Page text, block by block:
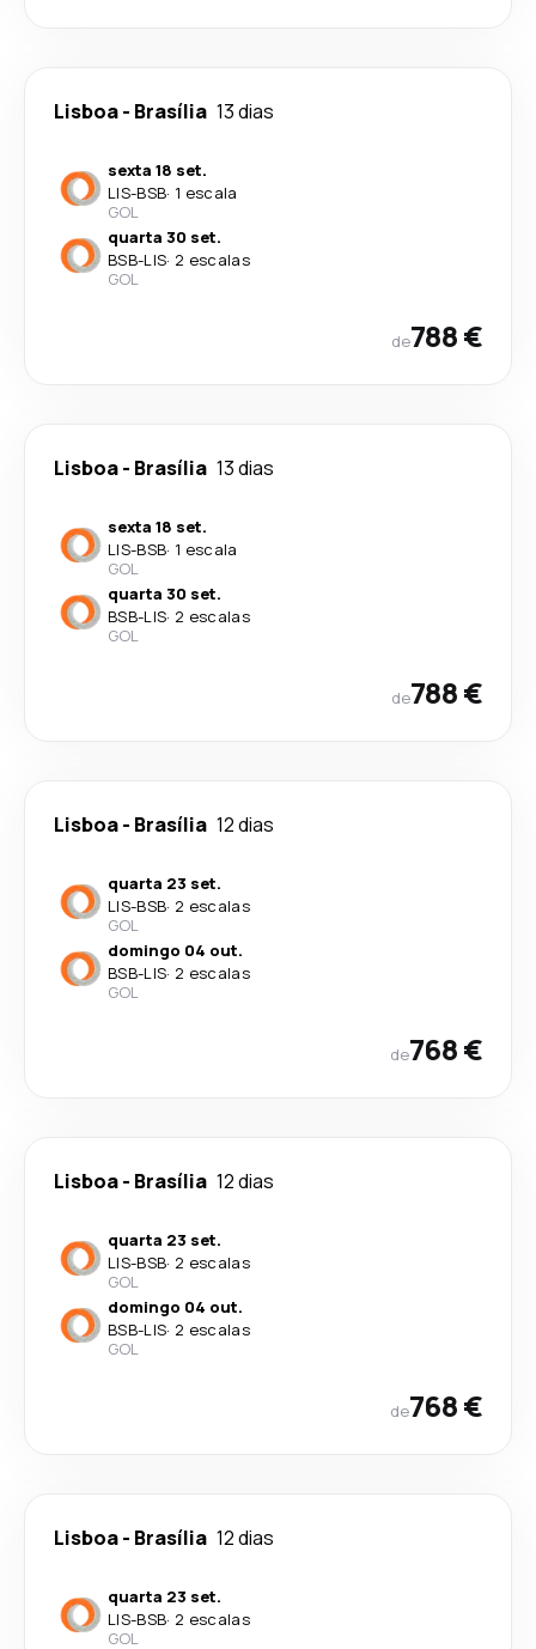
Lisboa- Brasília 13 dias
sexta 18 set.
LIS-BSB· 1 escala
GOL
quarta 30 set.
BSB-LIS· 2 escalas
GOL
de788 €
Lisboa- Brasília 13 dias
sexta 18 set.
LIS-BSB· 1 escala
GOL
quarta 30 set.
BSB-LIS· 2 escalas
GOL
de788 €
Lisboa- Brasília 12 dias
quarta 23 set.
LIS-BSB· 2 escalas
GOL
domingo 04 out.
BSB-LIS· 2 escalas
GOL
de768 €
Lisboa- Brasília 12 dias
quarta 23 set.
LIS-BSB· 2 escalas
GOL
domingo 04 out.
BSB-LIS· 2 escalas
GOL
de768 €
Lisboa- Brasília 12 dias
quarta 23 set.
LIS-BSB· 2 escalas
GOL